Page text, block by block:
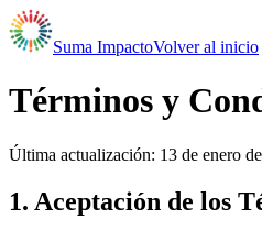
Suma ImpactoVolver al inicio
Términos y
Última actualización: 13 de enero
1. Aceptación de los